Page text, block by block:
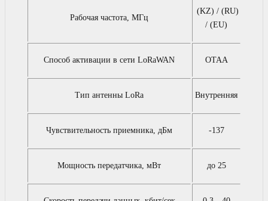
Рабочая частота, МГц
(KZ) / (RU)
/ (EU)
Способ активации в сети LoRaWAN OTAA
Тип антенны LoRa Внутренняя
Чувствительность приемника, дБм -137
Мощность передатчика, мВт до 25